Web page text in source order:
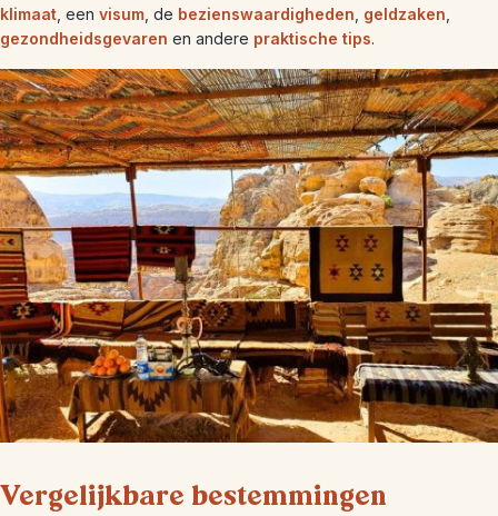
klimaat , een visum , de bezienswaardigheden geldzaken
gezondheidsgevaren en andere praktische tips.
Vergelijkbare bestemmingen